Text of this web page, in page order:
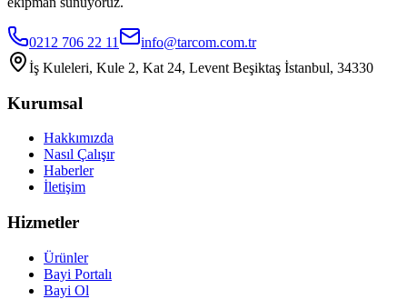
0212 706 22 11
info@tarcom.com.tr
İş Kuleleri, Kule 2, Kat 24, Levent Beşiktaş İstanbul, 34330
Kurumsal
Hakkımızda
Nasıl Çalışır
Haberler
İletişim
Hizmetler
Ürünler
Bayi Portalı
Bayi Ol